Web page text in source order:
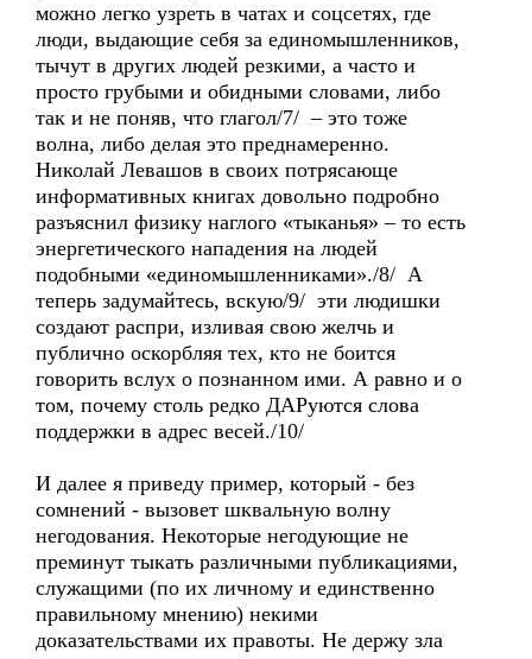
можно легко узреть в чатах и соцсетях, где
люди, выдающие себя за единомышленников,
тычут в других людей резкими, а часто и
просто грубыми и обидными словами, либо
так и не поняв, что глагол/7/ – это тоже
волна, либо делая это преднамеренно.
Николай Левашов в своих потрясающе
информативных книгах довольно подробно
разъяснил физику наглого «тыканья» – то есть
энергетического нападения на людей
подобными «единомышленниками»./8/ А
теперь задумайтесь, вскую/9/ эти людишки
создают распри, изливая свою желчь и
публично оскорбляя тех, кто не боится
говорить вслух о познанном ими. А равно и о
том, почему столь редко ДАРуются слова
поддержки в адрес весей./10/
И далее я приведу пример, который - без
сомнений - вызовет шквальную волну
негодования. Некоторые негодующие не
преминут тыкать различными публикациями,
служащими (по их личному и единственно
правильному мнению) некими
доказательствами их правоты. Не держу зла